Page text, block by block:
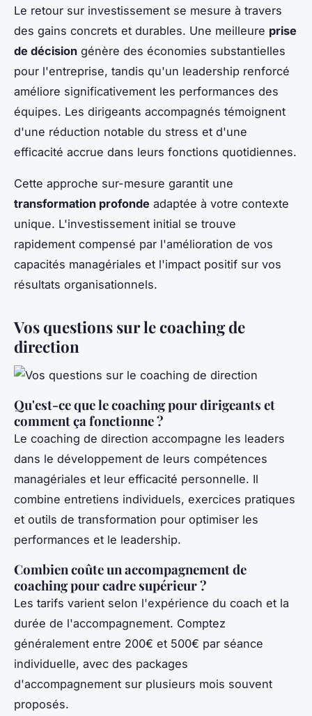
Le retour sur investissement se mesure à travers
des gains concrets et durables. Une meilleure prise
de décision génère des économies substantielles
pour l'entreprise, tandis qu'un leadership renforcé
améliore significativement les performances des
équipes. Les dirigeants accompagnés témoignent
d'une réduction notable du stress et d'une
efficacité accrue dans leurs fonctions quotidiennes.
Cette approche sur-mesure garantit une
transformation profonde adaptée à votre contexte
unique. L'investissement initial se trouve
rapidement compensé par l'amélioration de vos
capacités managériales et l'impact positif sur vos
résultats organisationnels.
Vos questions sur le coaching de
direction
Qu'est-ce que le coaching pour dirigeants et
comment ça fonctionne ?
Le coaching de direction accompagne les leaders
dans le développement de leurs compétences
managériales et leur efficacité personnelle. Il
combine entretiens individuels, exercices pratiques
et outils de transformation pour optimiser les
performances et le leadership.
Combien coûte un accompagnement de
coaching pour cadre supérieur ?
Les tarifs varient selon l'expérience du coach et la
durée de l'accompagnement. Comptez
généralement entre 200€ et 500€ par séance
individuelle, avec des packages
d'accompagnement sur plusieurs mois souvent
proposés.